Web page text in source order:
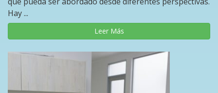
Hay ...
Leer Más